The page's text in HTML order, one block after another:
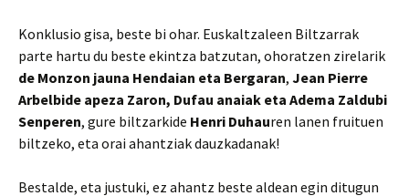
Konklusio gisa, beste bi ohar. Euskaltzaleen Biltzarrak
parte hartu du beste ekintza batzutan, ohoratzen zirelarik
de Monzon jauna Hendaian eta Bergaran, Jean Pierre
Arbelbide apeza Zaron, Dufau anaiak eta Adema Zaldubi
Senperen, gure biltzarkide Henri Duhauren lanen fruituen
biltzeko, eta orai ahantziak dauzkadanak!
Bestalde, eta justuki, ez ahantz beste aldean egin ditugun